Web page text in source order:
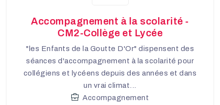
Accompagnement à la scolarité -
CM2-Collège et Lycée
"les Enfants de la Goutte D'Or" dispensent des
séances d'accompagnement à la scolarité pour
collégiens et lycéens depuis des années et dans
un vrai climat...
Accompagnement